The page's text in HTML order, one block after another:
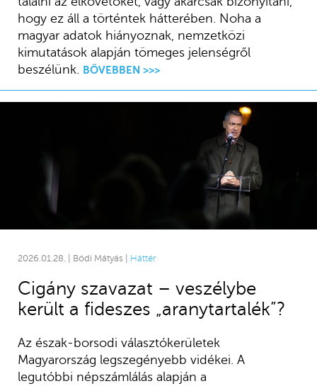
2026.01.28. | Bódi Mátyás | Háttér
Cigány szavazat – veszélybe
került a fideszes „aranytartalék”?
Az észak-borsodi választókerületek
Magyarország legszegényebb vidékei. A
legutóbbi népszámlálás alapján a
hogy ez áll a történtek hátterében. Noha a
magyar adatok hiányoznak, nemzetközi
kimutatások alapján tömeges jelenségről
beszélünk. BŐVEBBEN >>>